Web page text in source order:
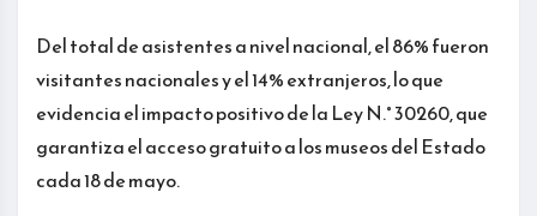
Del total de asistentes a nivel nacional, el 86% fueron
visitantes nacionales y el 14% extranjeros, lo que
evidencia el impacto positivo de la Ley N.° 30260, que
garantiza el acceso gratuito a los museos del Estado
cada 18 de mayo.